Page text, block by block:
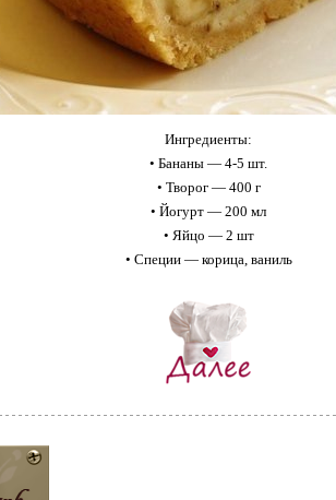
Ингредиенты:
• Бананы — 4-5 шт.
• Творог — 400 г
• Йогурт — 200 мл
• Яйцо — 2 шт
• Специи — корица, ваниль